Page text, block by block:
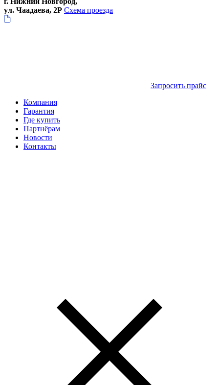
ул. Чаадаева, 2Р Схема проезда
Запросить прайс
Компания
Гарантия
Где купить
Партнёрам
Новости
Контакты